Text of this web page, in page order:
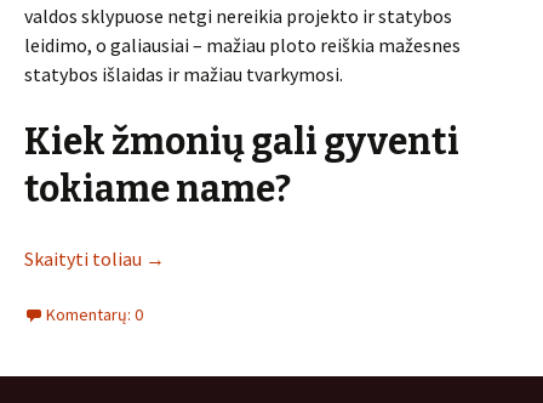
valdos sklypuose netgi nereikia projekto ir statybos
leidimo, o galiausiai – mažiau ploto reiškia mažesnes
statybos išlaidas ir mažiau tvarkymosi.
Kiek žmonių gali gyventi
tokiame name?
Skaityti toliau →
Komentarų: 0